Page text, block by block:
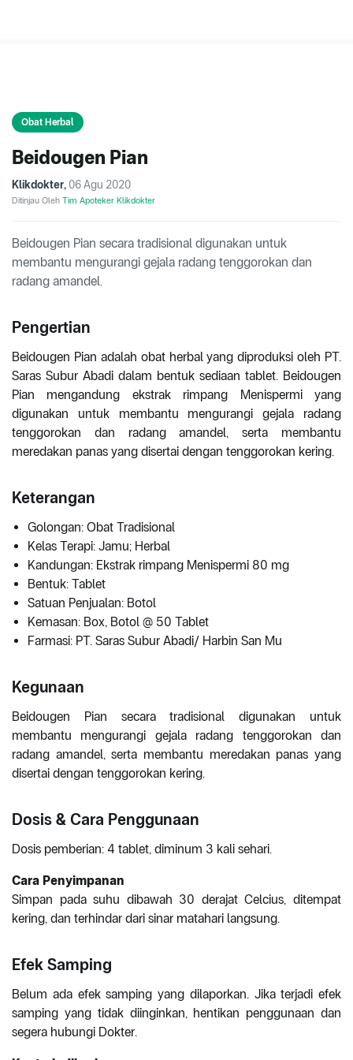
Obat Herbal
Beidougen Pian
Klikdokter, 06 Agu 2020
Ditinjau Oleh Tim Apoteker Klikdokter
Beidougen Pian secara tradisional digunakan untuk
membantu mengurangi gejala radang tenggorokan dan
radang amandel.
Pengertian
Beidougen Pian adalah obat herbal yang diproduksi oleh PT.
Saras Subur Abadi dalam bentuk sediaan tablet. Beidougen
Pian mengandung ekstrak rimpang Menispermi yang
digunakan untuk membantu mengurangi gejala radang
tenggorokan dan radang amandel, serta membantu
meredakan panas yang disertai dengan tenggorokan kering.
Keterangan
Golongan: Obat Tradisional
Kelas Terapi: Jamu; Herbal
Kandungan: Ekstrak rimpang Menispermi 80 mg
Bentuk: Tablet
Satuan Penjualan: Botol
Kemasan: Box, Botol @ 50 Tablet
Farmasi: PT. Saras Subur Abadi/ Harbin San Mu
Kegunaan
Beidougen Pian secara tradisional digunakan untuk
membantu mengurangi gejala radang tenggorokan dan
radang amandel, serta membantu meredakan panas yang
disertai dengan tenggorokan kering.
Dosis & Cara Penggunaan
Dosis pemberian: 4 tablet, diminum 3 kali sehari.
Cara Penyimpanan
Simpan pada suhu dibawah 30 derajat Celcius, ditempat
kering, dan terhindar dari sinar matahari langsung.
Efek Samping
Belum ada efek samping yang dilaporkan. Jika terjadi efek
samping yang tidak diinginkan, hentikan penggunaan dan
segera hubungi Dokter.